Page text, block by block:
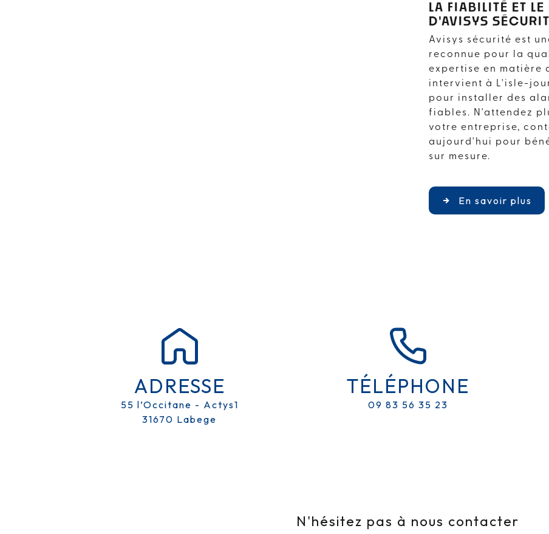
LA FIABILITÉ ET
D'AVISYS
Avisys sécurité est
reconnue pour la
expertise en matière
intervient à L'isle-
pour installer des
fiables. N'attendez
votre entreprise,
aujourd'hui pour
sur mesure.
En savoir plus
ADRESSE
55 l’Occitane - Actys1
31670 Labege
TÉLÉPHONE
09 83 56 35 23
N'hésitez pas à nous contacter